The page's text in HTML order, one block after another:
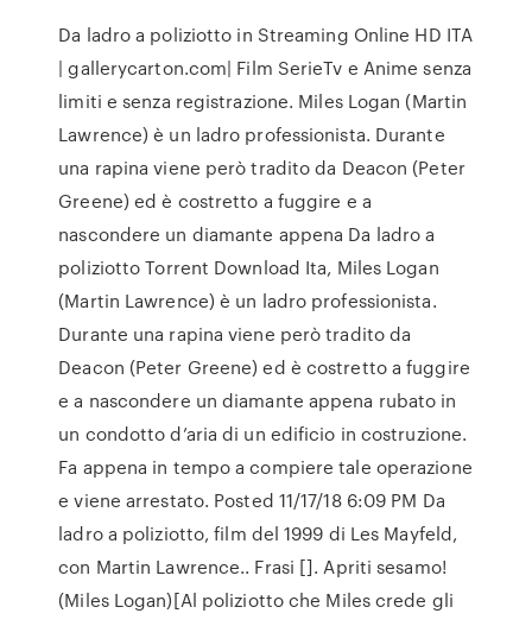
Da ladro a poliziotto in Streaming Online HD ITA
| gallerycarton.com| Film SerieTv e Anime senza
limiti e senza registrazione. Miles Logan (Martin
Lawrence) è un ladro professionista. Durante
una rapina viene però tradito da Deacon (Peter
Greene) ed è costretto a fuggire e a
nascondere un diamante appena Da ladro a
poliziotto Torrent Download Ita, Miles Logan
(Martin Lawrence) è un ladro professionista.
Durante una rapina viene però tradito da
Deacon (Peter Greene) ed è costretto a fuggire
e a nascondere un diamante appena rubato in
un condotto d’aria di un edificio in costruzione.
Fa appena in tempo a compiere tale operazione
e viene arrestato. Posted 11/17/18 6:09 PM Da
ladro a poliziotto, film del 1999 di Les Mayfeld,
con Martin Lawrence.. Frasi []. Apriti sesamo!
(Miles Logan)[Al poliziotto che Miles crede gli